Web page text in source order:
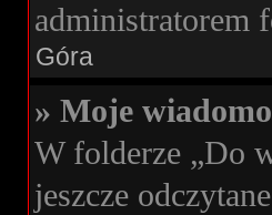
administratorem
Góra
» Moje
W folderze „Do
jeszcze